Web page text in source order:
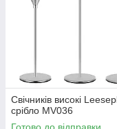
Свічників високі
срібло MV036